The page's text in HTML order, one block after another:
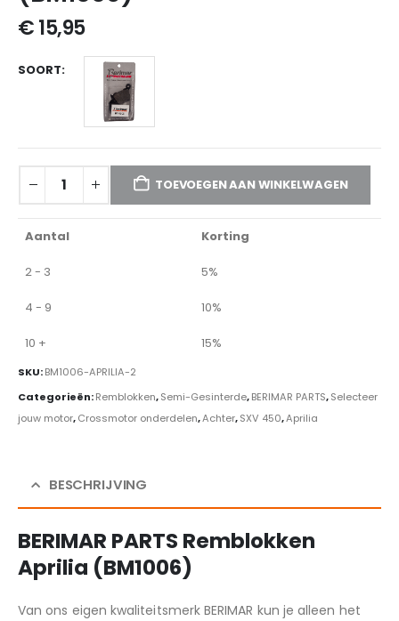
€15,95
SOORT
TOEVOEGEN AAN WINKELWAGEN
Aantal Korting
2 - 3 5%
4 - 9 10%
10 + 15%
SKU:BM1006-APRILIA-2
Categorieën:Remblokken,Semi-Gesinterde,BERIMAR PARTS,Selecteer
jouw motor,Crossmotor onderdelen,Achter,SXV 450,Aprilia
BESCHRIJVING
BERIMAR PARTS Remblokken
Aprilia (BM1006)
Van ons eigen kwaliteitsmerk BERIMAR kun je alleen het